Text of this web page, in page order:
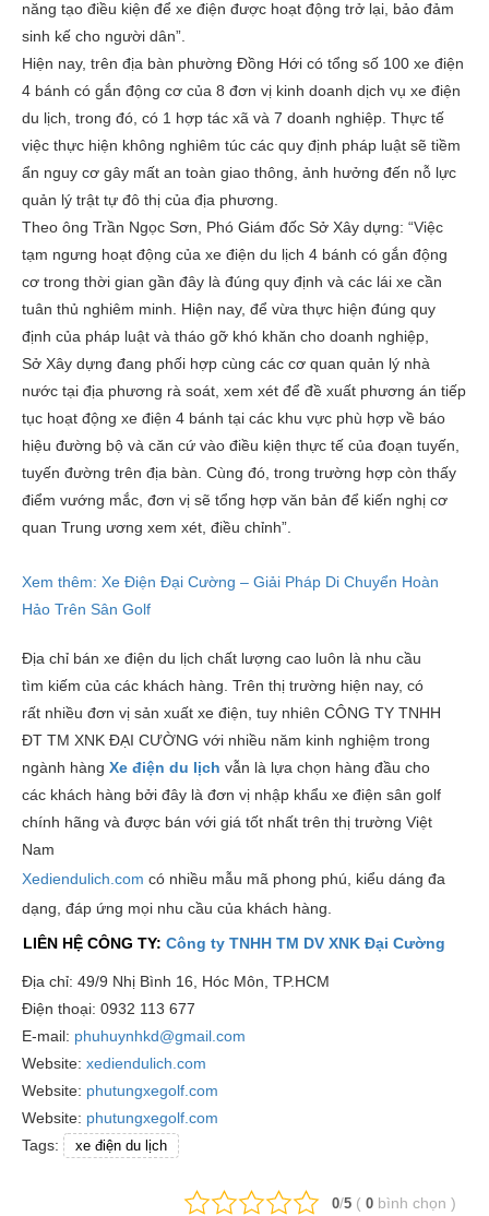
năng tạo điều kiện để xe điện được hoạt động trở lại, bảo đảm
sinh kế cho người dân”.
Hiện nay, trên địa bàn phường Đồng Hới có tổng số 100 xe điện
4 bánh có gắn động cơ của 8 đơn vị kinh doanh dịch vụ xe điện
du lịch, trong đó, có 1 hợp tác xã và 7 doanh nghiệp. Thực tế
việc thực hiện không nghiêm túc các quy định pháp luật sẽ tiềm
ẩn nguy cơ gây mất an toàn giao thông, ảnh hưởng đến nỗ lực
quản lý trật tự đô thị của địa phương.
Theo ông Trần Ngọc Sơn, Phó Giám đốc Sở Xây dựng: “Việc
tạm ngưng hoạt động của xe điện du lịch 4 bánh có gắn động
cơ trong thời gian gần đây là đúng quy định và các lái xe cần
tuân thủ nghiêm minh. Hiện nay, để vừa thực hiện đúng quy
định của pháp luật và tháo gỡ khó khăn cho doanh nghiệp,
Sở Xây dựng đang phối hợp cùng các cơ quan quản lý nhà
nước tại địa phương rà soát, xem xét để đề xuất phương án tiếp
tục hoạt động xe điện 4 bánh tại các khu vực phù hợp về báo
hiệu đường bộ và căn cứ vào điều kiện thực tế của đoạn tuyến,
tuyến đường trên địa bàn. Cùng đó, trong trường hợp còn thấy
điểm vướng mắc, đơn vị sẽ tổng hợp văn bản để kiến nghị cơ
quan Trung ương xem xét, điều chỉnh”.
Xem thêm: Xe Điện Đại Cường – Giải Pháp Di Chuyển Hoàn
Hảo Trên Sân Golf
Địa chỉ bán xe điện du lịch chất lượng cao luôn là nhu cầu
tìm kiếm của các khách hàng. Trên thị trường hiện nay, có
rất nhiều đơn vị sản xuất xe điện, tuy nhiên CÔNG TY TNHH
ĐT TM XNK ĐẠI CƯỜNG với nhiều năm kinh nghiệm trong
ngành hàng Xe điện du lịch vẫn là lựa chọn hàng đầu cho
các khách hàng bởi đây là đơn vị nhập khẩu xe điện sân golf
chính hãng và được bán với giá tốt nhất trên thị trường Việt
Nam
Xediendulich.com có nhiều mẫu mã phong phú, kiểu dáng đa
dạng, đáp ứng mọi nhu cầu của khách hàng.
LIÊN HỆ CÔNG TY: Công ty TNHH TM DV XNK Đại Cường
Địa chỉ: 49/9 Nhị Bình 16, Hóc Môn, TP.HCM
Điện thoại: 0932 113 677
E-mail: phuhuynhkd@gmail.com
Website: xediendulich.com
Website: phutungxegolf.com
Website: phutungxegolf.com
Tags:
xe điện du lịch
0/5 ( 0 bình chọn )